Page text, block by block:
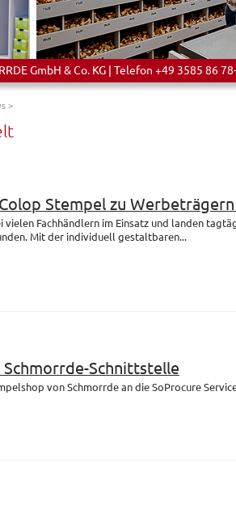
GmbH & Co. KG | Telefon +49 3585 86
>
Stempel zu
Fachhändlern im Einsatz und landen
Mit der individuell gestaltbaren...
Schnittstelle
von Schmorrde an die SoProcure